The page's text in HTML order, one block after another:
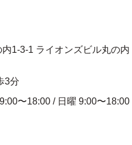
1-3-1 ライオンズビル丸の内
3分
〜18:00 / 日曜 9:00〜18:00